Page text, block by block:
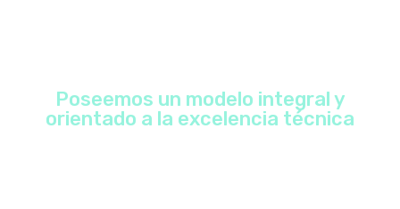
Poseemos un modelo integral y
orientado a la excelencia técnica